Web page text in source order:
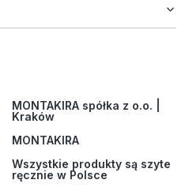
MONTAKIRA spółka z o.o. |
Kraków
MONTAKIRA
Wszystkie produkty są szyte
ręcznie w Polsce